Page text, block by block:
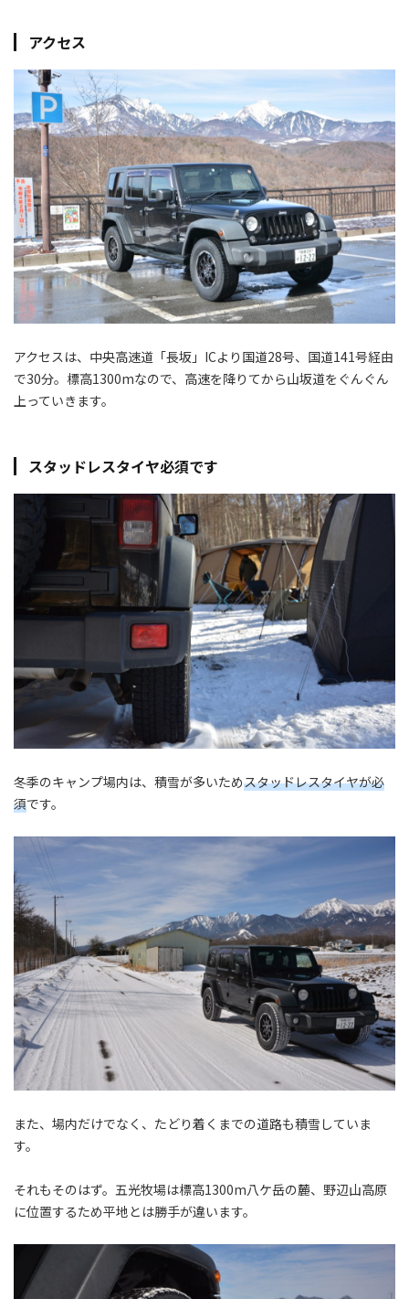
アクセス
アクセスは、中央高速道「長坂」ICより国道28号、国道141号経由
で30分。標高1300mなので、高速を降りてから山坂道をぐんぐん
上っていきます。
スタッドレスタイヤ必須です
冬季のキャンプ場内は、積雪が多いためスタッドレスタイヤが必
須です。
また、場内だけでなく、たどり着くまでの道路も積雪していま
す。
それもそのはず。五光牧場は標高1300m八ケ岳の麓、野辺山高原
に位置するため平地とは勝手が違います。